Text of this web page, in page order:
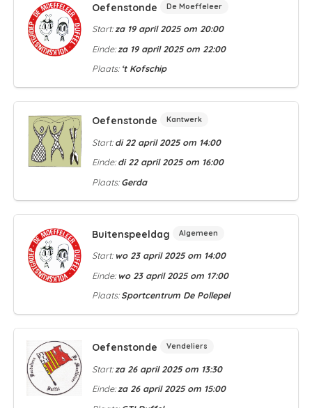
Oefenstonde De Moeffeleer
Start:za 19 april 2025 om 20:00
Einde:za 19 april 2025 om 22:00
Plaats: ‘t Kofschip
Oefenstonde Kantwerk
Start:di 22 april 2025 om 14:00
Einde:di 22 april 2025 om 16:00
Plaats:Gerda
Buitenspeeldag Algemeen
Start:wo 23 april 2025 om 14:00
Einde:wo 23 april 2025 om 17:00
Plaats:Sportcentrum De Pollepel
Oefenstonde Vendeliers
Start:za 26 april 2025 om 13:30
Einde:za 26 april 2025 om 15:00